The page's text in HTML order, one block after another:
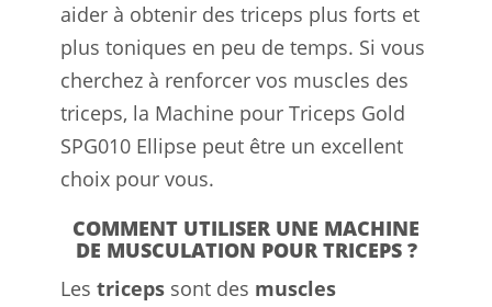
aider à obtenir des triceps plus forts et
plus toniques en peu de temps. Si vous
cherchez à renforcer vos muscles des
triceps, la Machine pour Triceps Gold
SPG010 Ellipse peut être un excellent
choix pour vous.
COMMENT UTILISER UNE MACHINE
DE MUSCULATION POUR TRICEPS ?
Les triceps sont des muscles